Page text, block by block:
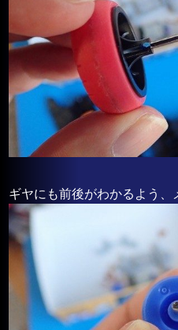
ギヤにも前後がわかるよう、